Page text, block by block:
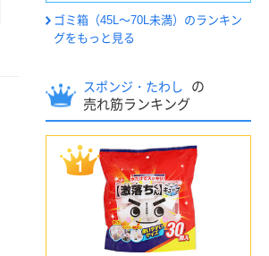
ゴミ箱（45L～70L未満）のランキン
グをもっと見る
スポンジ・たわし
の
売れ筋ランキング